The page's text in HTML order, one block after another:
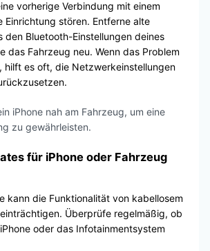
vorherige Verbindung mit einem
Einrichtung stören. Entferne alte
den Bluetooth-Einstellungen deines
das Fahrzeug neu. Wenn das Problem
hilft es oft, die Netzwerkeinstellungen
iPhone nah am Fahrzeug, um eine
zu gewährleisten.
für iPhone oder Fahrzeug
kann die Funktionalität von kabellosem
Überprüfe regelmäßig, ob
oder das Infotainmentsystem